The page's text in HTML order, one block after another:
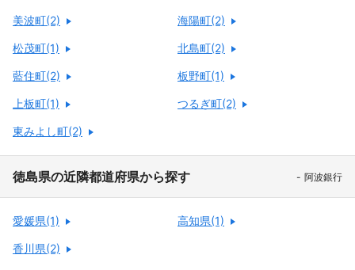
美波町(2) 海陽町(2)
松茂町(1) 北島町(2)
藍住町(2) 板野町(1)
上板町(1) つるぎ町(2)
東みよし町(2)
徳島県の近隣都道府県から探す 阿波銀行
愛媛県(1) 高知県(1)
香川県(2)